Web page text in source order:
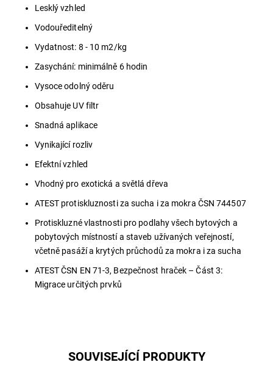
Lesklý vzhled
Vodouředitelný
Vydatnost: 8 - 10 m2/kg
Zasychání: minimálně 6 hodin
Vysoce odolný oděru
Obsahuje UV filtr
Snadná aplikace
Vynikající rozliv
Efektní vzhled
Vhodný pro exotická a světlá dřeva
ATEST protiskluznosti za sucha i za mokra ČSN 744507
Protiskluzné vlastnosti pro podlahy všech bytových a
pobytových místností a staveb užívaných veřejností,
včetně pasáží a krytých průchodů za mokra i za sucha
ATEST ČSN EN 71-3, Bezpečnost hraček – Část 3:
Migrace určitých prvků
SOUVISEJÍCÍ PRODUKTY